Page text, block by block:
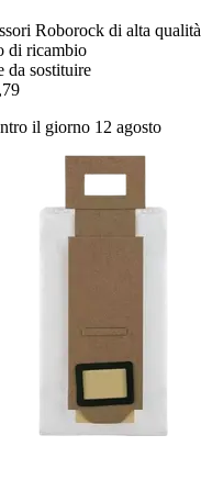
Roborock di alta qualità
di ricambio
da sostituire
il giorno 12 agosto